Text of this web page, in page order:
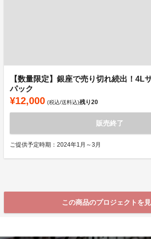
【数量限定】銀座で売り切れ続出！4L
パック
¥12,000 (税込/送料込)残り20
販売終了
ご提供予定時期：2024年1月～3月
この商品のプロジェクトを